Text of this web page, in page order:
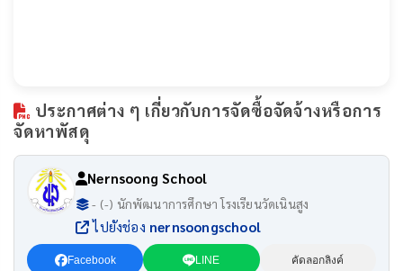
ประกาศต่าง ๆ เกี่ยวกับการจัดซื้อจัดจ้างหรือการ
จัดหาพัสดุ
Nernsoong School
- (-) นักพัฒนาการศึกษา โรงเรียนวัดเนินสูง
ไปยังช่อง nernsoongschool
Facebook LINE คัดลอกลิงค์